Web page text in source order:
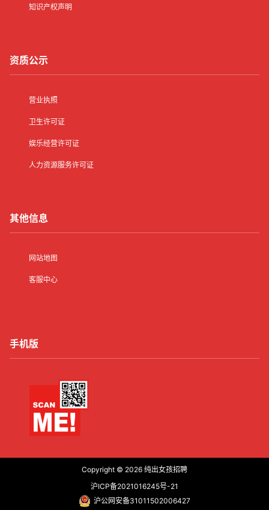
知识产权声明
资质公示
营业执照
卫生许可证
娱乐经营许可证
人力资源服务许可证
其他信息
网站地图
客服中心
手机版
Copyright © 2026 纯出女孩招聘
沪ICP备2021016245号-21
沪公网安备31011502006427